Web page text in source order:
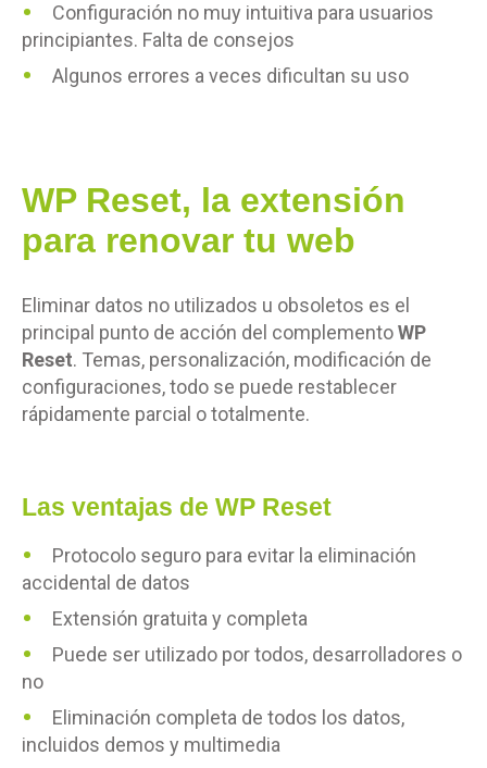
Configuración no muy intuitiva para usuarios
principiantes. Falta de consejos
Algunos errores a veces dificultan su uso
WP Reset, la extensión
para renovar tu web
Eliminar datos no utilizados u obsoletos es el
principal punto de acción del complementoWP
Reset. Temas, personalización, modificación de
configuraciones, todo se puede restablecer
rápidamente parcial o totalmente.
Las ventajas de WP Reset
Protocolo seguro para evitar la eliminación
accidental de datos
Extensión gratuita y completa
Puede ser utilizado por todos, desarrolladores o
no
Eliminación completa de todos los datos,
incluidos demos y multimedia